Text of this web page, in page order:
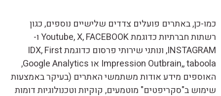
כמו-כן, באתרים פועלים צדדים שלישיים נוספים, כגון
רשתות חברתיות כדוגמת Youtube, X, FACEBOOK ו-
INSTAGRAM, ונותני שירותי פרסום כדוגמת IDX, First
Impression Outbrain,, taboola או Google Analytics,
האוספים מידע אודות משתמשי האתרים (בעיקר באמצעות
שימוש ב"סקריפטים" מוטמעים, קוקיות וטכנולוגיות דומות